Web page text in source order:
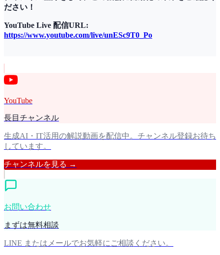
ださい！
YouTube Live 配信URL:
https://www.youtube.com/live/unESc9T0_Po
YouTube
長目チャンネル
生成AI・IT活用の解説動画を配信中。チャンネル登録お待ち
しています。
チャンネルを見る →
お問い合わせ
まずは無料相談
LINE またはメールでお気軽にご相談ください。